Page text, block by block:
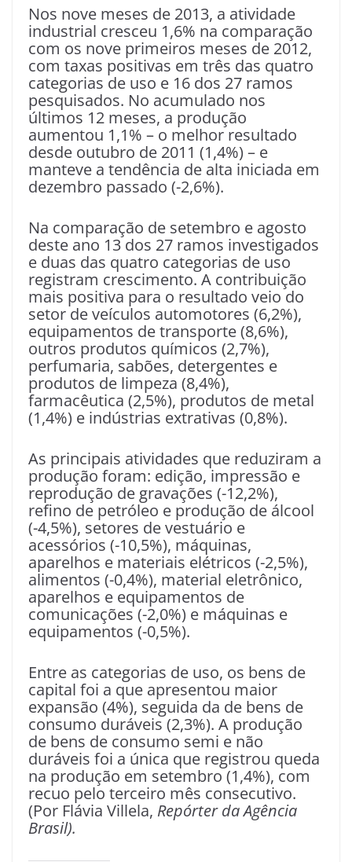
Nos nove meses de 2013, a atividade
industrial cresceu 1,6% na comparação
com os nove primeiros meses de 2012,
com taxas positivas em três das quatro
categorias de uso e 16 dos 27 ramos
pesquisados. No acumulado nos
últimos 12 meses, a produção
aumentou 1,1% – o melhor resultado
desde outubro de 2011 (1,4%) – e
manteve a tendência de alta iniciada em
dezembro passado (-2,6%).
Na comparação de setembro e agosto
deste ano 13 dos 27 ramos investigados
e duas das quatro categorias de uso
registram crescimento. A contribuição
mais positiva para o resultado veio do
setor de veículos automotores (6,2%),
equipamentos de transporte (8,6%),
outros produtos químicos (2,7%),
perfumaria, sabões, detergentes e
produtos de limpeza (8,4%),
farmacêutica (2,5%), produtos de metal
(1,4%) e indústrias extrativas (0,8%).
As principais atividades que reduziram a
produção foram: edição, impressão e
reprodução de gravações (-12,2%),
refino de petróleo e produção de álcool
(-4,5%), setores de vestuário e
acessórios (-10,5%), máquinas,
aparelhos e materiais elétricos (-2,5%),
alimentos (-0,4%), material eletrônico,
aparelhos e equipamentos de
comunicações (-2,0%) e máquinas e
equipamentos (-0,5%).
Entre as categorias de uso, os bens de
capital foi a que apresentou maior
expansão (4%), seguida da de bens de
consumo duráveis (2,3%). A produção
de bens de consumo semi e não
duráveis foi a única que registrou queda
na produção em setembro (1,4%), com
recuo pelo terceiro mês consecutivo.
(Por Flávia Villela, Repórter da Agência
Brasil).